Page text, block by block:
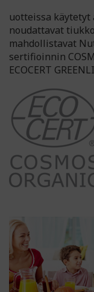
uotteissa
noudattavat
mahdollistavat
sertifioinnin
ECOCERT